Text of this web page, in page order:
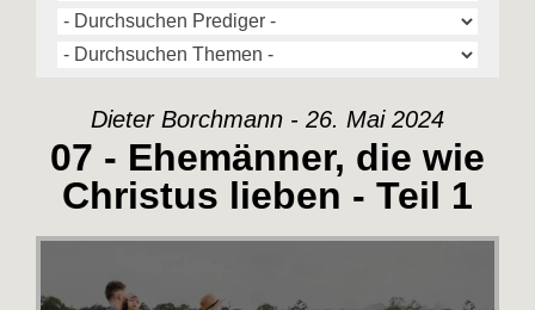
Dieter Borchmann - 26. Mai 2024
07 - Ehemänner, die wie
Christus lieben - Teil 1